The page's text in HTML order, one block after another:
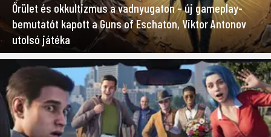
Őrület és okkultizmus a vadnyugaton – új gameplay-
bemutatót kapott a Guns of Eschaton, Viktor Antonov
utolsó játéka